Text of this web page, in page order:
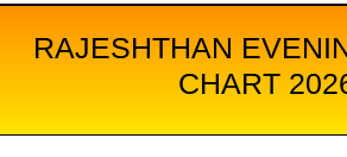
RAJESHTHAN
CHART